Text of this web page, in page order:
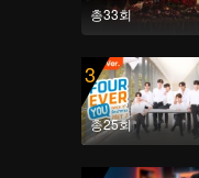
총33회
3
총25회